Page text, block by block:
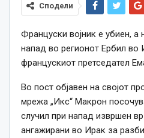
Сподели
Француски војник е убиен, а
напад во регионот Ербил
францускиот претседател
Во пост објавен на својот
мрежа „Икс“ Макрон
случил при напад извршен
ангажирани во Ирак за